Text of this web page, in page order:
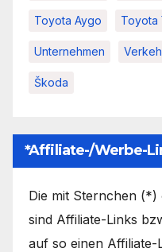
Toyota Aygo Toyota
Unternehmen
Škoda
*Affiliate-/Werbe-
Die mit Sternchen (*)
sind Affiliate-Links
auf so einen